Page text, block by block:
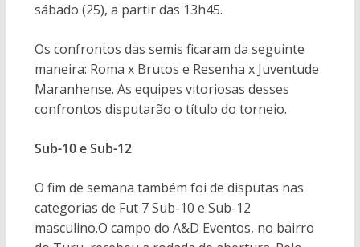
sábado (25), a partir das 13h45.
Os confrontos das semis ficaram da seguinte
maneira: Roma x Brutos e Resenha x Juventude
Maranhense. As equipes vitoriosas desses
confrontos disputarão o título do torneio.
Sub-10 e Sub-12
O fim de semana também foi de disputas nas
categorias de Fut 7 Sub-10 e Sub-12
masculino.O campo do A&D Eventos, no bairro